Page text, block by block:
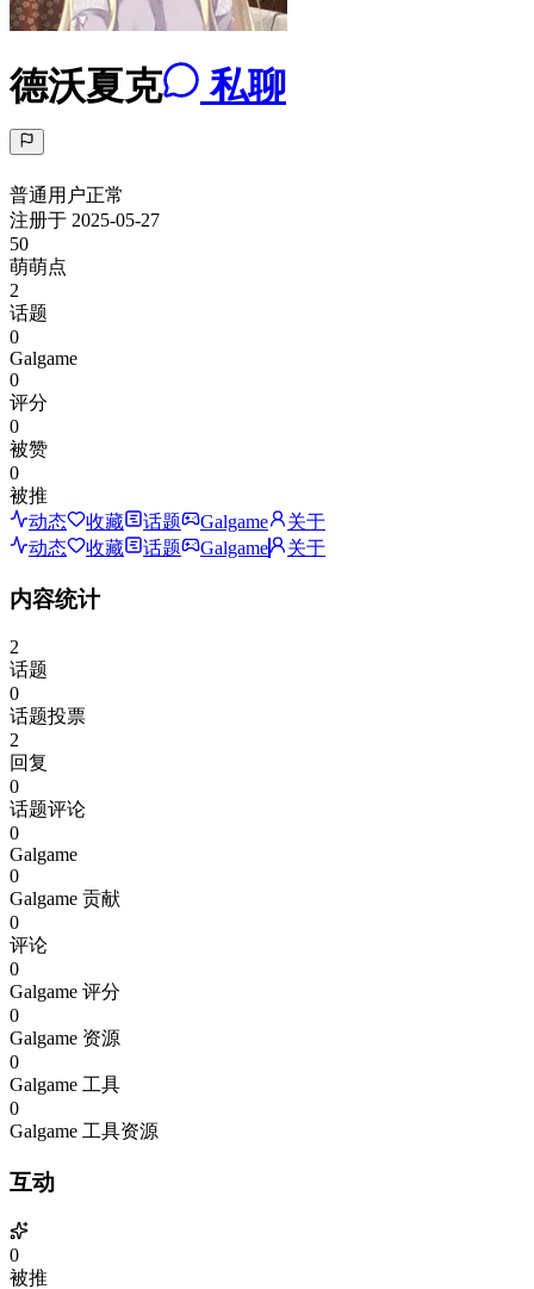
德沃夏克 私聊
普通用户正常
注册于 2025-05-27
50
萌萌点
2
话题
0
Galgame
0
评分
0
被赞
0
被推
动态
收藏 话题 Galgame
关于
动态
收藏 话题 Galgame 关于
内容统计
2
话题
0
话题投票
2
回复
0
话题评论
0
Galgame
0
Galgame 贡献
0
评论
0
Galgame 评分
0
Galgame 资源
0
Galgame 工具
0
Galgame 工具资源
互动
0
被推